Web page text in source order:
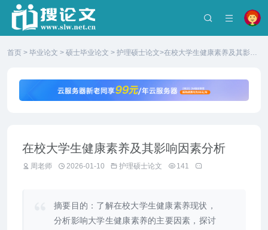
首页 > 毕业论文 > 硕士毕业论文 > 护理硕士论文>在校大学生健康素养及其影响
在校大学生健康素养及其影响因素分析
周老师 2026-01-10 护理硕士论文 141
摘要目的：了解在校大学生健康素养现状，
分析影响大学生健康素养的主要因素，探讨